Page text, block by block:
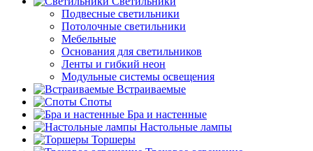
Подвесные светильники
Потолочные светильники
Мебельные
Основания для светильников
Ленты и гибкий неон
Модульные системы освещения
Встраиваемые
Споты
Бра и настенные
Настольные лампы
Торшеры